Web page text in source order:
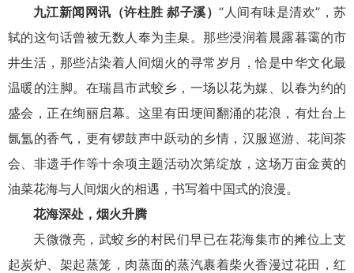
九江新闻网讯（许柱胜 郝子溪）“人间有味是清欢”，苏
轼的这句话曾被无数人奉为圭臬。那些浸润着晨露暮霭的市
井生活，那些沾染着人间烟火的寻常岁月，恰是中华文化最
温暖的注脚。在瑞昌市武蛟乡，一场以花为媒、以春为约的
盛会，正在绚丽启幕。这里有田埂间翻涌的花浪，有灶台上
氤氲的香气，更有锣鼓声中跃动的乡情，汉服巡游、花间茶
会、非遗手作等十余项主题活动次第绽放，这场万亩金黄的
油菜花海与人间烟火的相遇，书写着中国式的浪漫。
花海深处，烟火升腾
天微微亮，武蛟乡的村民们早已在花海集市的摊位上支
起炭炉、架起蒸笼，肉蒸面的蒸汽裹着柴火香漫过花田，红